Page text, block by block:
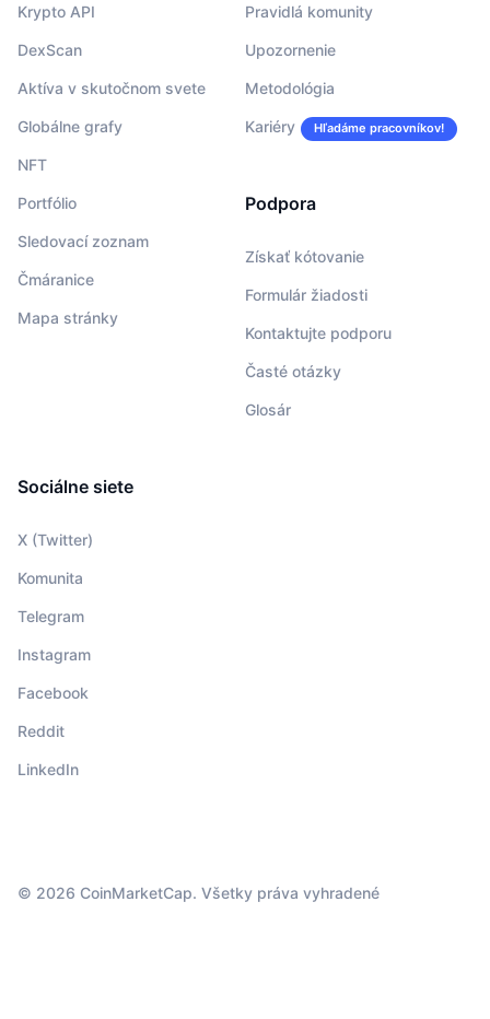
Krypto API
DexScan
Aktíva v skutočnom svete
Globálne grafy
NFT
Portfólio
Sledovací zoznam
Čmáranice
Mapa stránky
Pravidlá komunity
Upozornenie
Metodológia
Kariéry Hľadáme pracovníkov!
Podpora
Získať kótovanie
Formulár žiadosti
Kontaktujte podporu
Časté otázky
Glosár
Sociálne siete
X (Twitter)
Komunita
Telegram
Instagram
Facebook
Reddit
LinkedIn
© 2026 CoinMarketCap. Všetky práva vyhradené